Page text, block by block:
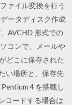
ァイル変換を行う
ータディスク作成
AVCHD 形式での
コンで、メールや
どこに保存された
い場所と、保存先
4 を搭載し
ロードする場合は